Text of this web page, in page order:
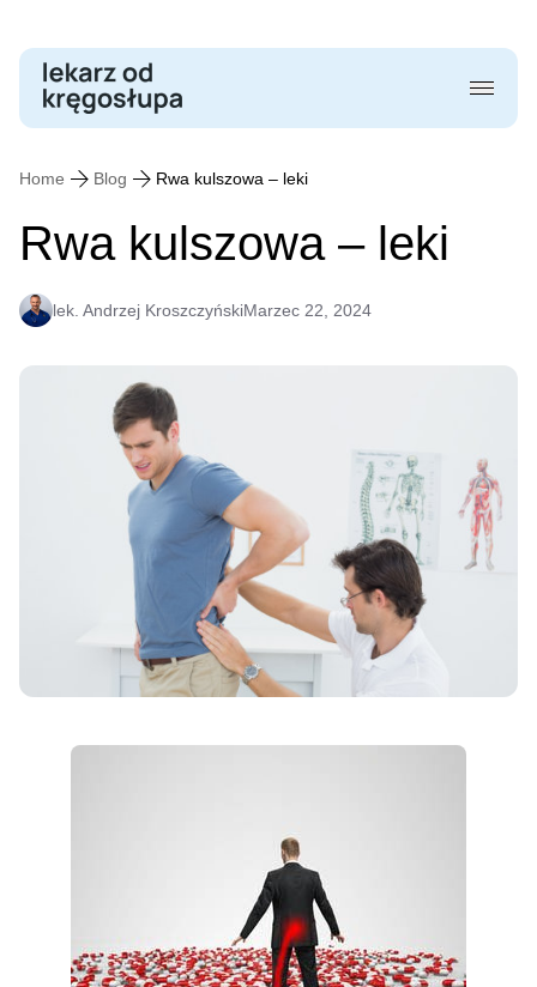
Skip
content
Home Blog Rwa kulszowa – leki
Rwa kulszowa – leki
lek. Andrzej KroszczyńskiMarzec 22, 2024